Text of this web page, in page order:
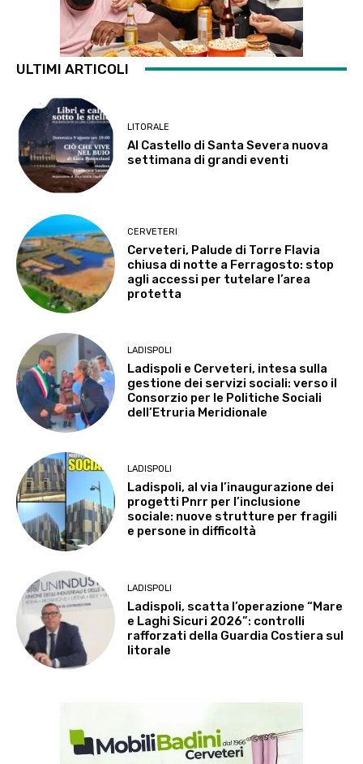
ULTIMI ARTICOLI
LITORALE
Al Castello di Santa Severa nuova
settimana di grandi eventi
CERVETERI
Cerveteri, Palude di Torre Flavia
chiusa di notte a Ferragosto: stop
agli accessi per tutelare l’area
protetta
LADISPOLI
Ladispoli e Cerveteri, intesa sulla
gestione dei servizi sociali: verso il
Consorzio per le Politiche Sociali
dell’Etruria Meridionale
LADISPOLI
Ladispoli, al via l’inaugurazione dei
progetti Pnrr per l’inclusione
sociale: nuove strutture per fragili
e persone in difficoltà
LADISPOLI
Ladispoli, scatta l’operazione “Mare
e Laghi Sicuri 2026”: controlli
rafforzati della Guardia Costiera sul
litorale